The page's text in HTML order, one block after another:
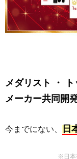
メダリスト ・
メーカー共同開
今までにない、 日
※日本